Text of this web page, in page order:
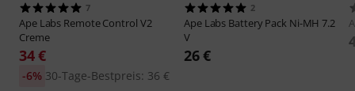
7
Ape Labs Remote Control V2
Creme
34 €
30-Tage-Bestpreis: 36 €
-6%
2
Ape Labs Battery Pack Ni-MH 7.2
V
26 €